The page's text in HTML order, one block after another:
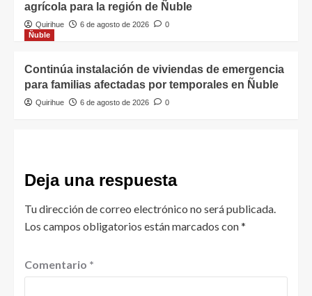
agrícola para la región de Ñuble
Quirihue 6 de agosto de 2026
0
Ñuble
Continúa instalación de viviendas de emergencia
para familias afectadas por temporales en Ñuble
Quirihue 6 de agosto de 2026 0
Deja una respuesta
Tu dirección de correo electrónico no será publicada.
Los campos obligatorios están marcados con*
Comentario *